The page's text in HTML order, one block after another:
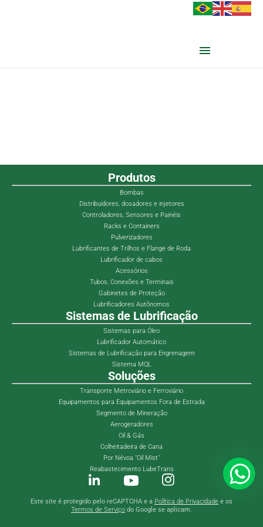
Produtos
Bombas
Distribuidores, dosadores e injetores
Controladores, Sensores e Painéis
Racks e Containers
Pulverizadores
Lubrificantes de Trilhos e Flange de Roda
Lubrificador de cabos
Acessórios
Tubos, Conexões e Terminais
Gabinetes de Proteção
Lubrificadores Autônomos
Sistemas de Lubrificação
Sistemas para Óleo
Lubrificador Automático
Sistemas de Lubrificação para Engrenagem
Sistema MQL
Soluções
Transporte Metroviário e Ferroviário
Equipamentos para Equipamentos Fora de Estrada
Segmento de Mineração
Aerogeradores
Oil & Gás
Colheitadeira de Cana
Por Névoa "Oil Mist"
Reabastecimento LubeTrans
Este site é protegido pelo reCAPTCHA e a Política de Privacidade e os
Termos de Serviço do Google se aplicam.